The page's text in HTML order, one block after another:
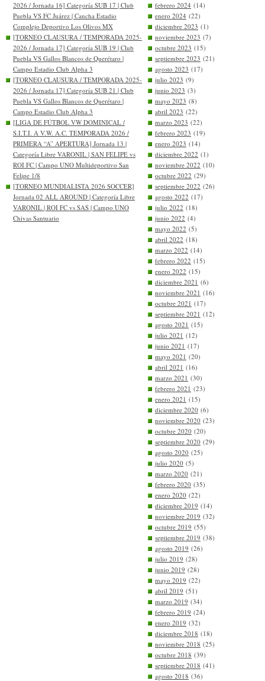
2026 / Jornada 16] Categoría SUB 17 | Club
Puebla VS FC Juárez | Cancha Estadio
Complejo Deportivo Los Olivos MX
[TORNEO CLAUSURA / TEMPORADA 2025-
2026 / Jornada 17] Categoría SUB 19 | Club
Puebla VS Gallos Blancos de Querétaro |
Campo Estadio Club Alpha 3
[TORNEO CLAUSURA / TEMPORADA 2025-
2026 / Jornada 17] Categoría SUB 21 | Club
Puebla VS Gallos Blancos de Querétaro |
Campo Estadio Club Alpha 3
[LIGA DE FÚTBOL VW DOMINICAL /
S.I.T.I. A V.W. A.C. TEMPORADA 2026 /
PRIMERA “A” APERTURA] Jornada 13 |
Categoría Libre VARONIL | SAN FELIPE vs
ROI FC | Campo UNO Multideportivo San
Felipe 1/8
[TORNEO MUNDIALISTA 2026 SOCCER]
Jornada 02 ALL AROUND | Categoría Libre
VARONIL | ROI FC vs SAS | Campo UNO
Chivas Santuario
febrero 2024 (14)
enero 2024 (22)
diciembre 2023 (1)
noviembre 2023 (7)
octubre 2023 (15)
septiembre 2023 (21)
agosto 2023 (17)
julio 2023 (9)
junio 2023 (3)
mayo 2023 (8)
abril 2023 (22)
marzo 2023 (22)
febrero 2023 (19)
enero 2023 (14)
diciembre 2022 (1)
noviembre 2022 (10)
octubre 2022 (29)
septiembre 2022 (26)
agosto 2022 (17)
julio 2022 (18)
junio 2022 (4)
mayo 2022 (5)
abril 2022 (18)
marzo 2022 (14)
febrero 2022 (15)
enero 2022 (15)
diciembre 2021 (6)
noviembre 2021 (16)
octubre 2021 (17)
septiembre 2021 (12)
agosto 2021 (15)
julio 2021 (12)
junio 2021 (17)
mayo 2021 (20)
abril 2021 (16)
marzo 2021 (30)
febrero 2021 (23)
enero 2021 (15)
diciembre 2020 (6)
noviembre 2020 (23)
octubre 2020 (20)
septiembre 2020 (29)
agosto 2020 (25)
julio 2020 (5)
marzo 2020 (21)
febrero 2020 (35)
enero 2020 (22)
diciembre 2019 (14)
noviembre 2019 (32)
octubre 2019 (55)
septiembre 2019 (38)
agosto 2019 (26)
julio 2019 (28)
junio 2019 (28)
mayo 2019 (22)
abril 2019 (51)
marzo 2019 (34)
febrero 2019 (24)
enero 2019 (32)
diciembre 2018 (18)
noviembre 2018 (25)
octubre 2018 (39)
septiembre 2018 (41)
agosto 2018 (36)